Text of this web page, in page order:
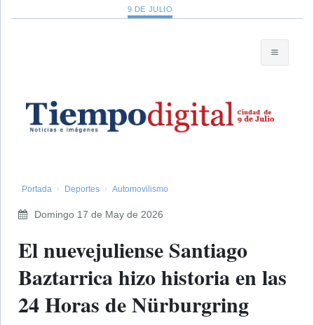
9 DE JULIO
Portada Deportes Automovilismo
Domingo 17 de May de 2026
El nuevejuliense Santiago
Baztarrica hizo historia en las
24 Horas de Nürburgring